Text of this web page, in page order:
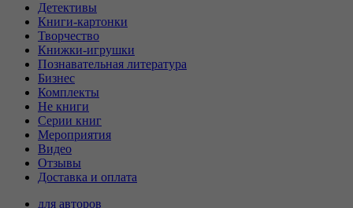
Детективы
Книги-картонки
Творчество
Книжки-игрушки
Познавательная литература
Бизнес
Комплекты
Не книги
Серии книг
Мероприятия
Видео
Отзывы
Доставка и оплата
для авторов